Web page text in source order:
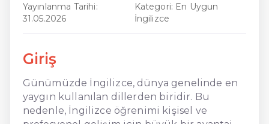
Yayınlanma Tarihi:
31.05.2026
Kategori: En Uygun
İngilizce
Giriş
Günümüzde İngilizce, dünya genelinde en
yaygın kullanılan dillerden biridir. Bu
nedenle, İngilizce öğrenimi kişisel ve